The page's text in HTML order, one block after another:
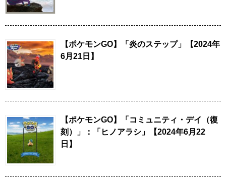
【ポケモンGO】「炎のステップ」【2024年
6月21日】
【ポケモンGO】「コミュニティ・デイ（復
刻）」：「ヒノアラシ」【2024年6月22
日】